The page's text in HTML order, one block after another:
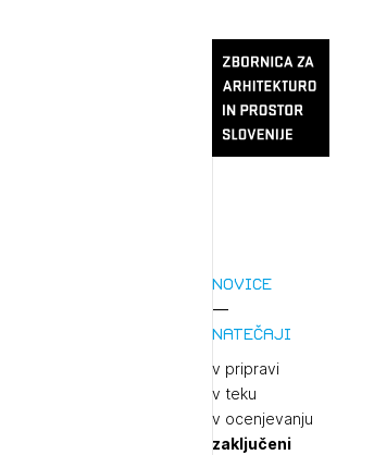
Novice
Natečaji
v pripravi
v teku
v ocenjevanju
zaključeni